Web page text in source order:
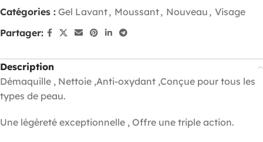
Catégories : Gel Lavant, Moussant, Nouveau , Visage
Partager:
Description
Démaquille , Nettoie ,Anti-oxydant ,Conçue pour tous les
types de peau.
Une légèreté exceptionnelle , Offre une triple action.